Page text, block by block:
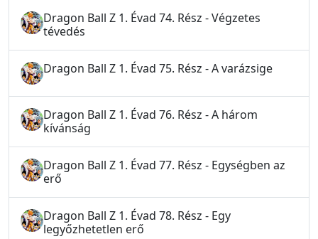
Dragon Ball Z 1. Évad 74. Rész - Végzetes
tévedés
Dragon Ball Z 1. Évad 75. Rész - A varázsige
Dragon Ball Z 1. Évad 76. Rész - A három
kívánság
Dragon Ball Z 1. Évad 77. Rész - Egységben az
erő
Dragon Ball Z 1. Évad 78. Rész - Egy
legyőzhetetlen erő